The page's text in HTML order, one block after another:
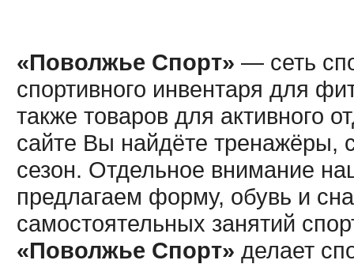
«Поволжье Спорт» — сеть
спортивного инвентаря для
также товаров для активного
сайте Вы найдёте тренажёры,
сезон. Отдельное внимание
предлагаем форму, обувь и
самостоятельных занятий
«Поволжье Спорт» делает